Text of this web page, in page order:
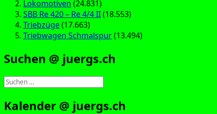
Lokomotiven (24.831)
SBB Re 420 – Re 4/4 II(18.553)
Triebzüge(17.663)
Triebwagen Schmalspur(13.494)
Suchen @ juergs.ch
Suchen
nach:
Kalender @ juergs.ch